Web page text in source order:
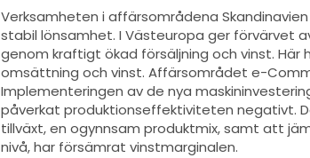
Verksamheten i affärsområdena
stabil lönsamhet. I Västeuropa ger förvärvet
genom kraftigt ökad försäljning och vinst.
omsättning och vinst. Affärsområdet e-
Implementeringen av de nya
påverkat produktionseffektiviteten negativt.
tillväxt, en ogynnsam produktmix, samt att
nivå, har försämrat vinstmarginalen.